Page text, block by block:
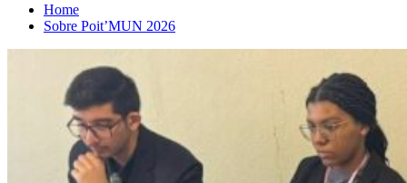
Home
Sobre Poit’MUN 2026